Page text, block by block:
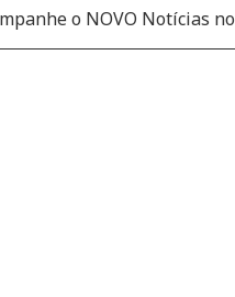
o NOVO Notícias no